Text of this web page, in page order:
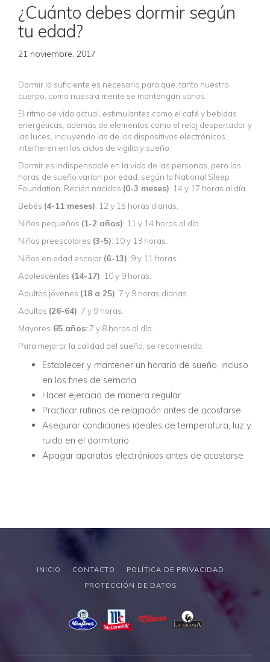
¿Cuánto debes dormir según
tu edad?
21 noviembre, 2017
Dormir lo suficiente es necesario para que, tanto nuestro
cuerpo, como nuestra mente se mantengan sanos.
El ritmo de vida actual, estimulantes como el café y bebidas
energéticas, además de elementos como el reloj despertador y
las luces, incluyendo las de los dispositivos electrónicos,
interfieren en los ciclos de vigilia y sueño.
Dormir es indispensable en la vida de las personas, pero las
horas de sueño varían por edad, según la National Sleep
Foundation: Recién nacidos (0-3 meses): 14 y 17 horas al día.
Bebés (4-11 meses): 12 y 15 horas diarias,
Niños pequeños (1-2 años): 11 y 14 horas al día.
Niños preescolares (3-5): 10 y 13 horas.
Niños en edad escolar (6-13): 9 y 11 horas.
Adolescentes (14-17): 10 y 9 horas.
Adultos jóvenes (18 a 25): 7 y 9 horas diarias.
Adultos (26-64): 7 y 9 horas.
Mayores 65 años: 7 y 8 horas al día.
Para mejorar la calidad del sueño, se recomienda:
Establecer y mantener un horario de sueño, incluso
en los fines de semana
Hacer ejercicio de manera regular
Practicar rutinas de relajación antes de acostarse
Asegurar condiciones ideales de temperatura, luz y
ruido en el dormitorio
Apagar aparatos electrónicos antes de acostarse
INICIO CONTACTO
POLÍTICA DE PRIVACIDAD
PROTECCIÓN DE DATOS